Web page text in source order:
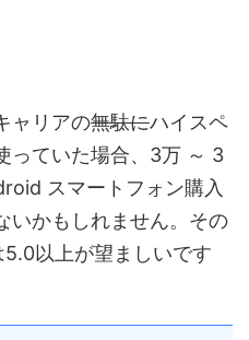
ャリアの無駄にハイスペ
っていた場合、3万 ～ 3
スマートフォン購入
いかもしれません。その
以上が望ましいです